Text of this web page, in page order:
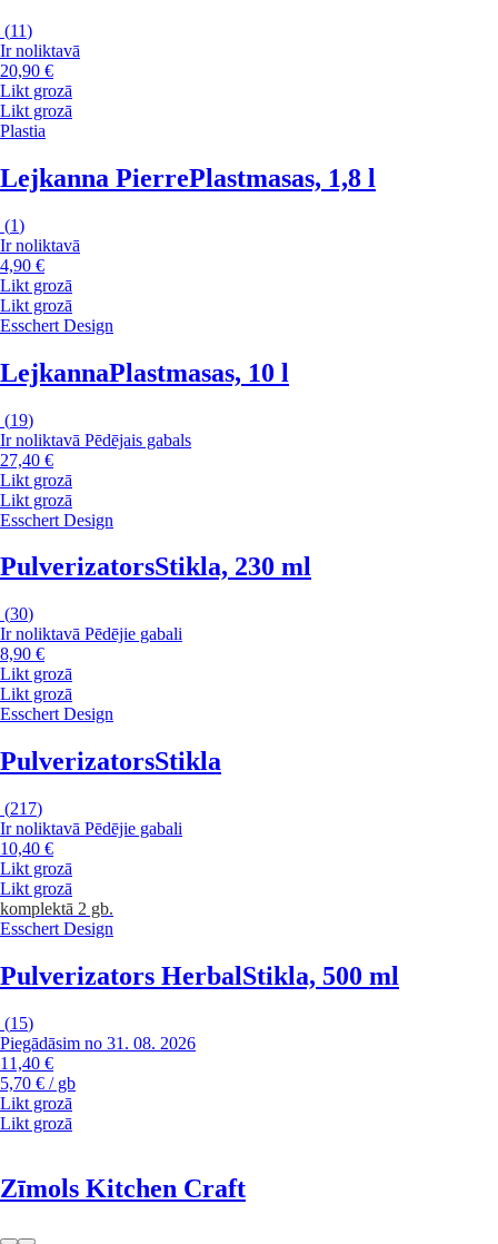
(11)
Ir noliktavā
20,90 €
Likt grozā
Likt grozā
Plastia
Lejkanna PierrePlastmasas, 1,8 l
(1)
Ir noliktavā
4,90 €
Likt grozā
Likt grozā
Esschert Design
LejkannaPlastmasas, 10 l
(19)
Ir noliktavā Pēdējais gabals
27,40 €
Likt grozā
Likt grozā
Esschert Design
PulverizatorsStikla, 230 ml
(30)
Ir noliktavā Pēdējie gabali
8,90 €
Likt grozā
Likt grozā
Esschert Design
PulverizatorsStikla
(217)
Ir noliktavā Pēdējie gabali
10,40 €
Likt grozā
Likt grozā
komplektā 2 gb.
Esschert Design
Pulverizators HerbalStikla, 500 ml
(15)
Piegādāsim no 31. 08. 2026
11,40 €
5,70 € / gb
Likt grozā
Likt grozā
Zīmols Kitchen Craft